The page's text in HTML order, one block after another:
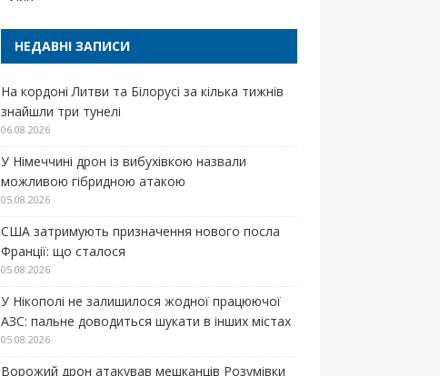
НЕДАВНІ ЗАПИСИ
На кордоні Литви та Білорусі за кілька тижнів
знайшли три тунелі
06.08.2026
У Німеччині дрон із вибухівкою назвали
можливою гібридною атакою
05.08.2026
США затримують призначення нового посла
Франції: що сталося
05.08.2026
У Нікополі не залишилося жодної працюючої
АЗС: пальне доводиться шукати в інших містах
05.08.2026
Ворожий дрон атакував мешканців Розумівки